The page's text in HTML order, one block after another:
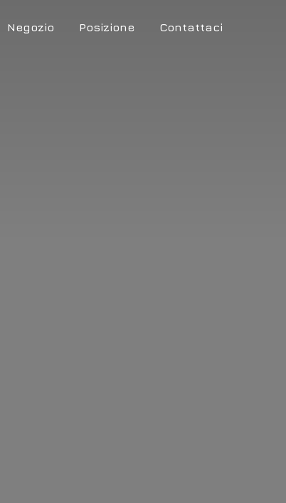
Negozio Posizione Contattaci